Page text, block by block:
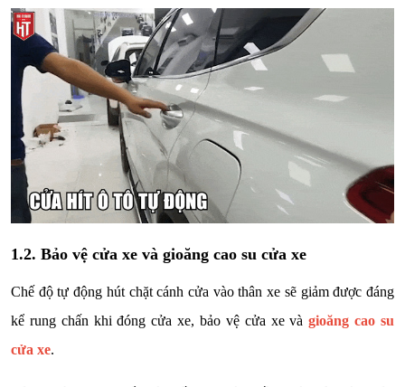
1.2. Bảo vệ cửa xe và gioăng cao su cửa xe
Chế độ tự động hút chặt cánh cửa vào thân xe sẽ giảm được đáng
kể rung chấn khi đóng cửa xe, bảo vệ cửa xe vàgioăng cao su
cửa xe.